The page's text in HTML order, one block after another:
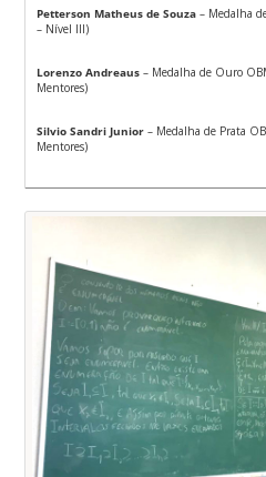
Petterson Matheus de Souza – Medalha
– Nível III)
Lorenzo Andreaus – Medalha de Ouro
Mentores)
Silvio Sandri Junior – Medalha de Prata
Mentores)